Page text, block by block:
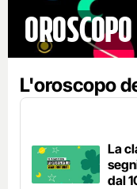
Oroscopo
L'oroscopo
La
dal